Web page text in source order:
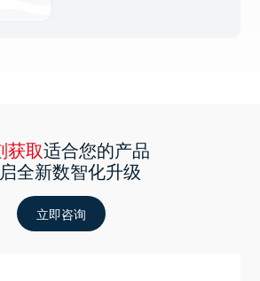
获取适合您的产品
全新数智化升级
立即咨询